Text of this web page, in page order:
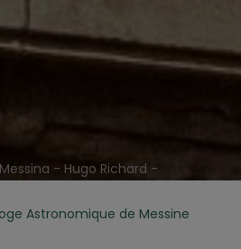
- Hugo Richard -
Astronomique de Messine